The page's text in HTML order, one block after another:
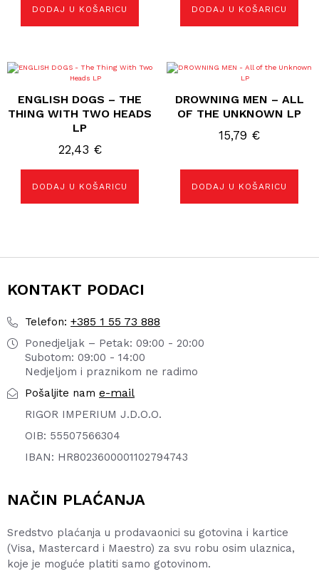
DODAJ U KOŠARICU DODAJ U KOŠARICU
ENGLISH DOGS – THE
THING WITH TWO HEADS
LP
22,43 €
DODAJ U KOŠARICU
DROWNING MEN – ALL
OF THE UNKNOWN LP
15,79 €
DODAJ U KOŠARICU
KONTAKT PODACI
Telefon: +385 1 55 73 888
Ponedjeljak – Petak: 09:00 - 20:00
Subotom: 09:00 - 14:00
Nedjeljom i praznikom ne radimo
Pošaljite nam e-mail
RIGOR IMPERIUM J.D.O.O.
OIB: 55507566304
IBAN: HR8023600001102794743
NAČIN PLAĆANJA
Sredstvo plaćanja u prodavaonici su gotovina i kartice
(Visa, Mastercard i Maestro) za svu robu osim ulaznica,
koje je moguće platiti samo gotovinom.